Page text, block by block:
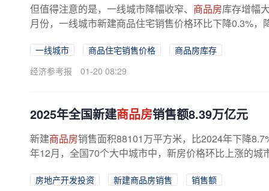
但值得注意的是，一线城市降幅收窄、 商品房库存增幅
月份，一线城市新建商品住宅销售价格环比下降0.3%
一线城市 商品住宅销售价格
商品房库存
经济参考报
01-20 08:29
2025年全国新建商品房销售额8.39万亿元
新建商品房销售面积88101万平方米，比2024年下降
年12月，全国70个大中城市中，新房价格环比上涨的
房地产开发投资 新建商品房销售
销售额